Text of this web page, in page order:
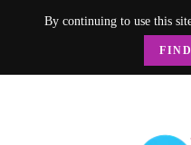
By continuing to use this